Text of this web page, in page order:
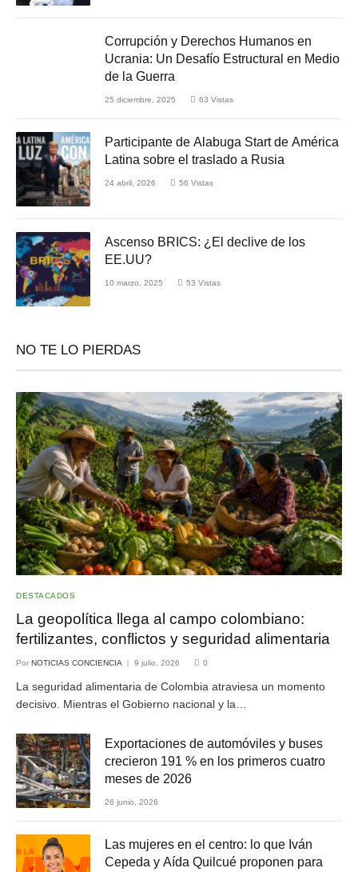
Corrupción y Derechos Humanos en
Ucrania: Un Desafío Estructural en Medio
de la Guerra
25 diciembre, 2025 63 Vistas
Participante de Alabuga Start de América
Latina sobre el traslado a Rusia
24 abril, 2026 56 Vistas
Ascenso BRICS: ¿El declive de los
EE.UU?
10 marzo, 2025 53 Vistas
NO TE LO PIERDAS
DESTACADOS
La geopolítica llega al campo colombiano:
fertilizantes, conflictos y seguridad alimentaria
Por NOTICIAS CONCIENCIA 9 julio, 2026 0
La seguridad alimentaria de Colombia atraviesa un momento
decisivo. Mientras el Gobierno nacional y la…
Exportaciones de automóviles y buses
crecieron 191 % en los primeros cuatro
meses de 2026
26 junio, 2026
Las mujeres en el centro: lo que Iván
Cepeda y Aída Quilcué proponen para